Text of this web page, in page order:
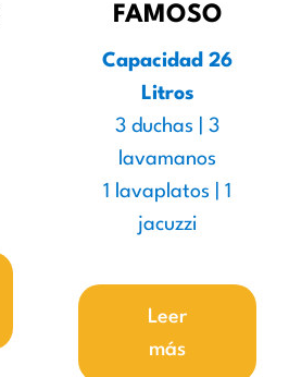
FAMOSO
Capacidad 26
Litros
3 duchas | 3
lavamanos
1 lavaplatos | 1
jacuzzi
Leer
más